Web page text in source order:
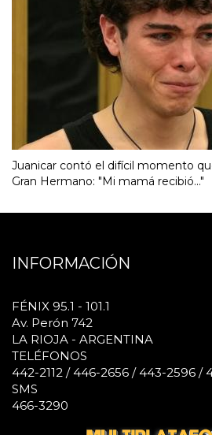
Juanicar contó el difícil momento
Gran Hermano: "Mi mamá recibió..."
INFORMACIÓN
FÉNIX 95.1 - 101.1
Av. Perón 742
LA RIOJA - ARGENTINA
TELÉFONOS
442-2112 / 446-2656 / 443-2596 /
SMS
466-3290